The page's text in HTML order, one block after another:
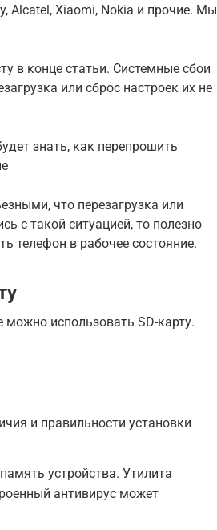
Alcatel, Xiaomi, Nokia и прочие. Мы
в конце статьи. Системные сбои
или сброс настроек их не
знать, как перепрошить
что перезагрузка или
с такой ситуацией, то полезно
телефон в рабочее состояние.
использовать SD-карту.
и правильности установки
устройства. Утилита
антивирус может